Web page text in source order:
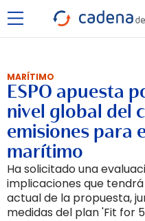
MARÍTIMO
ESPO apuesta
nivel global del
emisiones para
marítimo
Ha solicitado una
implicaciones que
actual de la propuesta,
medidas del plan 'Fit for